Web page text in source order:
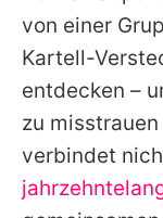
von einer
Kartell-
entdecken –
zu
verbindet